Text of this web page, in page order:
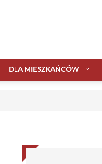
DLA MIESZKAŃCÓW